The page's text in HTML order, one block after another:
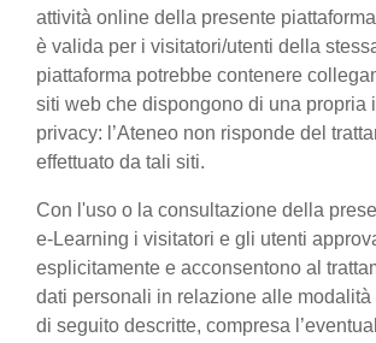
attività online della presente
è valida per i visitatori/utenti della
piattaforma potrebbe contenere
siti web che dispongono di una propria
privacy: l’Ateneo non risponde del
effettuato da tali siti.
Con l'uso o la consultazione della
e-Learning i visitatori e gli utenti
esplicitamente e acconsentono al
dati personali in relazione alle modalità
di seguito descritte, compresa